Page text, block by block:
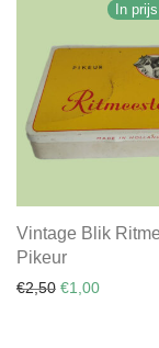
In
Vintage Blik
Pikeur
€2,50 €1,00Huidige